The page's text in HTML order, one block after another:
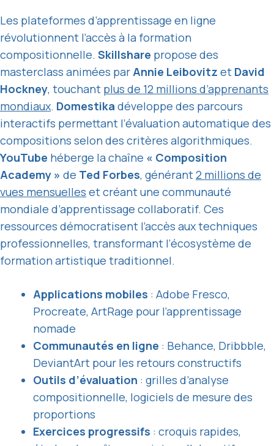
Les plateformes d’apprentissage en ligne
révolutionnent l’accès à la formation
compositionnelle. Skillshare propose des
masterclass animées parAnnie Leibovitz et David
Hockney, touchant plus de 12 millions d’apprenants
mondiaux. Domestika développe des parcours
interactifs permettant l’évaluation automatique des
compositions selon des critères algorithmiques.
YouTube héberge la chaîne « Composition
Academy » de Ted Forbes, générant2 millions de
vues mensuelles et créant une communauté
mondiale d’apprentissage collaboratif. Ces
ressources démocratisent l’accès aux techniques
professionnelles, transformant l’écosystème de
formation artistique traditionnel.
Applications mobiles : Adobe Fresco,
Procreate, ArtRage pour l’apprentissage
nomade
Communautés en ligne : Behance, Dribbble,
DeviantArt pour les retours constructifs
Outils d’évaluation : grilles d’analyse
compositionnelle, logiciels de mesure des
proportions
Exercices progressifs : croquis rapides,